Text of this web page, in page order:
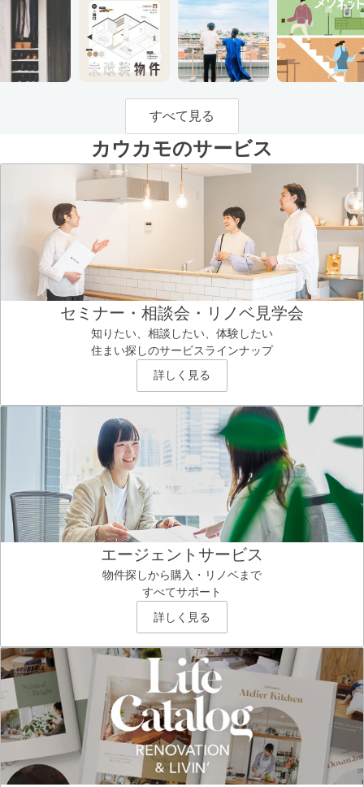
すべて見る
カウカモのサービス
セミナー・相談会・リノベ見学会
知りたい、相談したい、体験したい
住まい探しのサービスラインナップ
詳しく見る
エージェントサービス
物件探しから購入・リノベまで
すべてサポート
詳しく見る